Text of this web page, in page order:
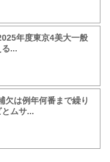
年度東京4美大一般
...
欠は例年何番まで繰り
とムサ...